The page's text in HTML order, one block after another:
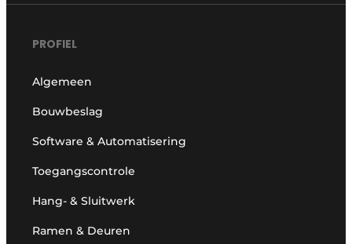
PROFIEL
Algemeen
Bouwbeslag
Software & Automatisering
Toegangscontrole
Hang- & Sluitwerk
Ramen & Deuren